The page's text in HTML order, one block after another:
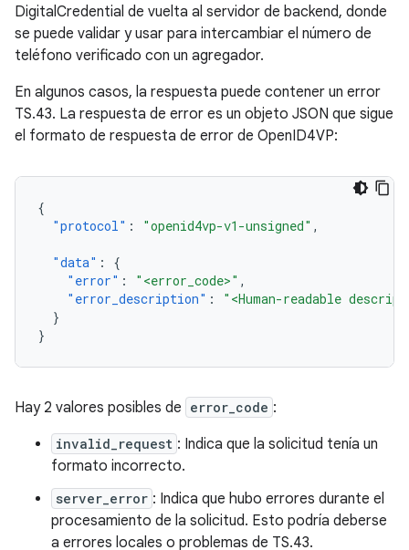
DigitalCredential de vuelta al servidor de backend, donde
se puede validar y usar para intercambiar el número de
teléfono verificado con un agregador.
En algunos casos, la respuesta puede contener un error
TS.43. La respuesta de error es un objeto JSON que sigue
el formato de respuesta de error de OpenID4VP:
{
"protocol" : "openid4vp-v1-unsigned" ,
"data" :
{
"error" : "<error_code>" ,
"error_description" :
"<Human-readable
}
}
Hay 2 valores posibles de error_code :
invalid_request : Indica que la solicitud tenía un
formato incorrecto.
server_error : Indica que hubo errores durante el
procesamiento de la solicitud. Esto podría deberse
a errores locales o problemas de TS.43.